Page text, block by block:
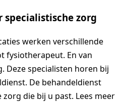
specialistische zorg
werken verschillende
fysiotherapeut. En van
Deze specialisten horen bij
De behandeldienst
die bij u past. Lees meer